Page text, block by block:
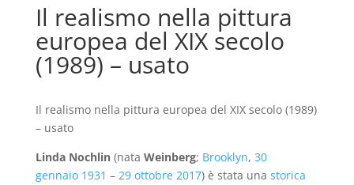
Il realismo nella pittura
europea del XIX secolo
(1989) – usato
Il realismo nella pittura europea del XIX secolo (1989)
– usato
Linda Nochlin(nata Weinberg; Brooklyn, 30
gennaio 1931 – 29 ottobre 2017) è stata una storica